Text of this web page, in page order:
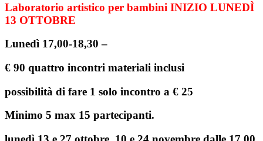
Laboratorio artistico per bambini INIZIO LUNEDÌ
13 OTTOBRE
Lunedì 17,00-18,30 –
€ 90 quattro incontri materiali inclusi
possibilità di fare 1 solo incontro a € 25
Minimo 5 max 15 partecipanti.